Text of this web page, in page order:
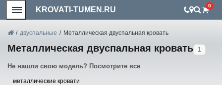
KROVATI-TUMEN.RU 0
/ двуспальные / Металлическая двуспальная кровать
Металлическая двуспальная кровать 1
Не нашли свою модель? Посмотрите все
металлические кровати